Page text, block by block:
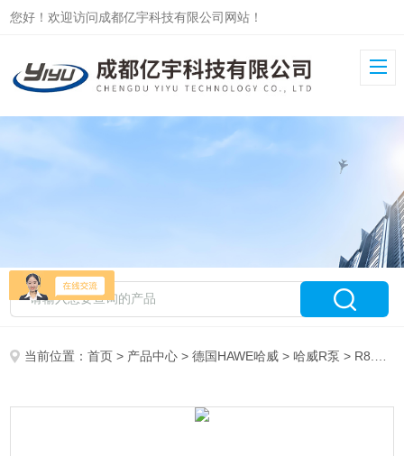
您好！欢迎访问成都亿宇科技有限公司网站！
当前位置：首页 > 产品中心 >德国HAWE哈威 >哈威R泵 > R8.3-8.3-8.3-8.3A原装HAWE哈威R8.3-8.3-8.3-8.3BABSL柱塞泵